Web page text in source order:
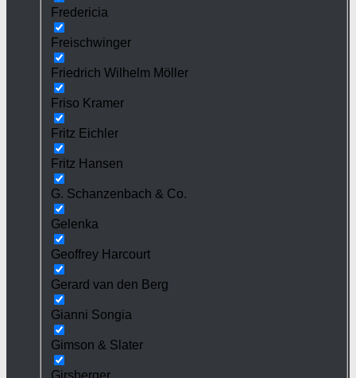
Fredericia
Freischwinger
Friedrich Wilhelm Möller
Friso Kramer
Fritz Eichler
Fritz Hansen
G. Schanzenbach & Co.
Gelenka
Geoffrey Harcourt
Gerard van den Berg
Gianni Songia
Gimson & Slater
Girsberger